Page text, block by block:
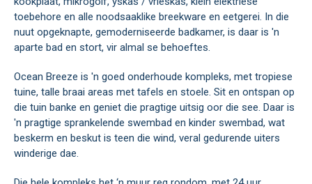
toebehore en alle noodsaaklike breekware en eetgerei. In die
nuut opgeknapte, gemoderniseerde badkamer, is daar is 'n
aparte bad en stort, vir almal se behoeftes.
Ocean Breeze is 'n goed onderhoude kompleks, met tropiese
tuine, talle braai areas met tafels en stoele. Sit en ontspan op
die tuin banke en geniet die pragtige uitsig oor die see. Daar is
'n pragtige sprankelende swembad en kinder swembad, wat
beskerm en beskut is teen die wind, veral gedurende uiters
winderige dae.